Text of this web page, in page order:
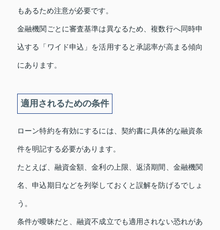
もあるため注意が必要です。
金融機関ごとに審査基準は異なるため、複数行へ同時申
込する「ワイド申込」を活用すると承認率が高まる傾向
にあります。
適用されるための条件
ローン特約を有効にするには、契約書に具体的な融資条
件を明記する必要があります。
たとえば、融資金額、金利の上限、返済期間、金融機関
名、申込期日などを列挙しておくと誤解を防げるでしょ
う。
条件が曖昧だと、融資不成立でも適用されない恐れがあ